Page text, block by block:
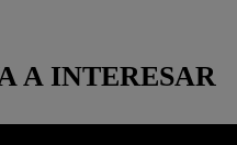
A INTERESAR